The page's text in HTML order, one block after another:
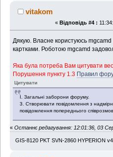
vitakom
« Відповідь #4 :
Дякую. Власне користуюсь mgcamd
картками. Роботою mgcamd
Яка була потреба Вам цитувати
Порушення пункту 1.3 Правил
Цитувати
І. Загальні заборони форуму.
3. Створювати повідомлення з
повідомлення попереднього
« Останнє редагування: 12:01:36, 03
GIS-8120 PKT SVN-2860 HYPERION